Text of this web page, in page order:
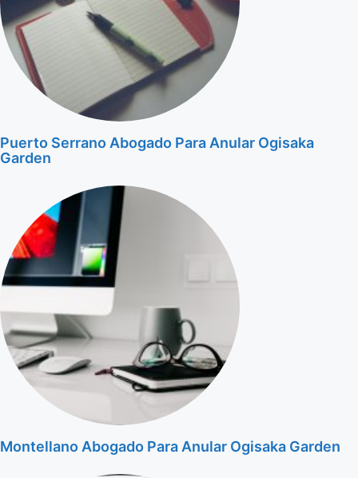
Puerto Serrano Abogado Para Anular Ogisaka
Garden
Montellano Abogado Para Anular Ogisaka Garden